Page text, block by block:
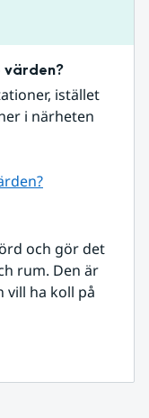
istället
i närheten
och gör det
rum. Den är
vill ha koll på